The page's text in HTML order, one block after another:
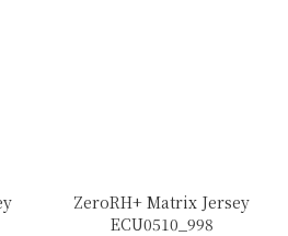
ZeroRH+ Matrix Jersey
ECU0510_998